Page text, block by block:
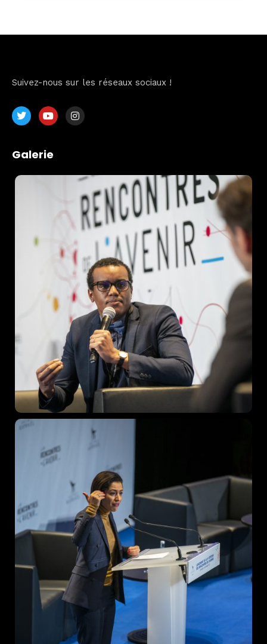
Suivez-nous sur les réseaux sociaux !
Galerie
Schedules
About